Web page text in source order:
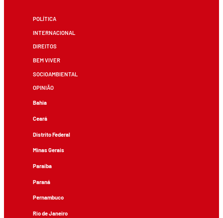
POLÍTICA
INTERNACIONAL
DIREITOS
BEM VIVER
SOCIOAMBIENTAL
OPINIÃO
Bahia
Ceará
Distrito Federal
Minas Gerais
Paraíba
Paraná
Pernambuco
Rio de Janeiro